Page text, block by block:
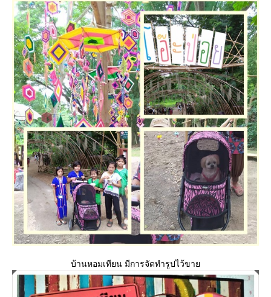
บ้านหอมเทียน มีการจัดทำรูปไว้ขา